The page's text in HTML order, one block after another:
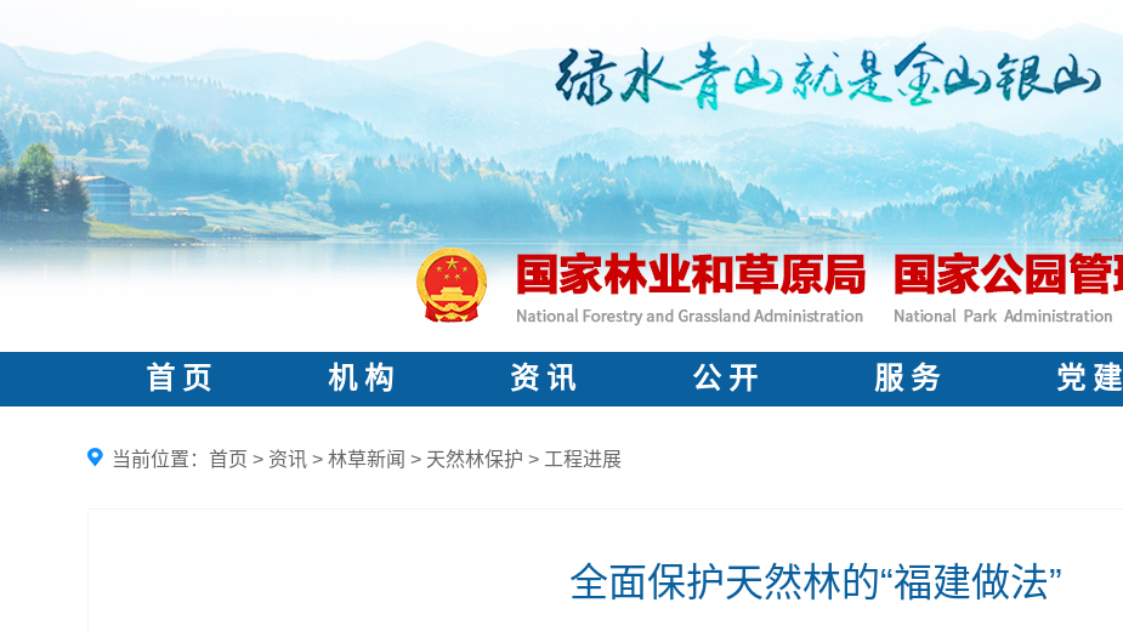
首 页 机 构 资 讯 公 开 服 务 党 建
当前位置： 首页 > 资讯 > 林草新闻 > 天然林保护 > 工程进展
全面保护天然林的“福建做法”